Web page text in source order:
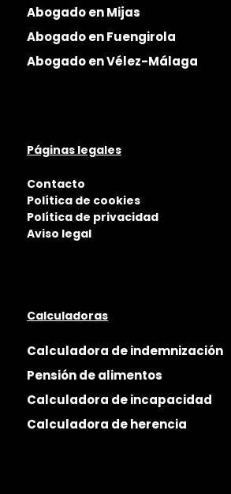
Abogado en Mijas
Abogado en Fuengirola
Abogado en Vélez-Málaga
Páginas legales
Contacto
Política de cookies
Política de privacidad
Aviso legal
Calculadoras
Calculadora de indemnización
Pensión de alimentos
Calculadora de incapacidad
Calculadora de herencia